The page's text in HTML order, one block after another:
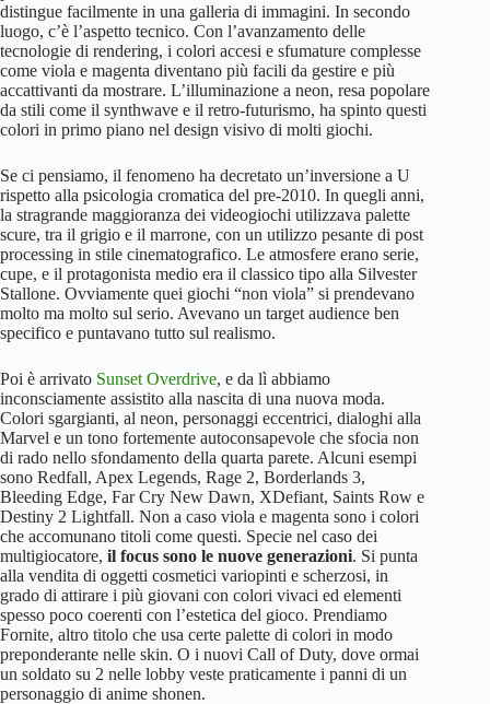
distingue facilmente in una galleria di immagini. In secondo
luogo, c’è l’aspetto tecnico. Con l’avanzamento delle
tecnologie di rendering, i colori accesi e sfumature complesse
come viola e magenta diventano più facili da gestire e più
accattivanti da mostrare. L’illuminazione a neon, resa popolare
da stili come il synthwave e il retro-futurismo, ha spinto questi
colori in primo piano nel design visivo di molti giochi.
Se ci pensiamo, il fenomeno ha decretato un’inversione a U
rispetto alla psicologia cromatica del pre-2010. In quegli anni,
la stragrande maggioranza dei videogiochi utilizzava palette
scure, tra il grigio e il marrone, con un utilizzo pesante di post
processing in stile cinematografico. Le atmosfere erano serie,
cupe, e il protagonista medio era il classico tipo alla Silvester
Stallone. Ovviamente quei giochi “non viola” si prendevano
molto ma molto sul serio. Avevano un target audience ben
specifico e puntavano tutto sul realismo.
Poi è arrivato Sunset Overdrive, e da lì abbiamo
inconsciamente assistito alla nascita di una nuova moda.
Colori sgargianti, al neon, personaggi eccentrici, dialoghi alla
Marvel e un tono fortemente autoconsapevole che sfocia non
di rado nello sfondamento della quarta parete. Alcuni esempi
sono Redfall, Apex Legends, Rage 2, Borderlands 3,
Bleeding Edge, Far Cry New Dawn, XDefiant, Saints Row e
Destiny 2 Lightfall. Non a caso viola e magenta sono i colori
che accomunano titoli come questi. Specie nel caso dei
multigiocatore, il focus sono le nuove generazioni. Si punta
alla vendita di oggetti cosmetici variopinti e scherzosi, in
grado di attirare i più giovani con colori vivaci ed elementi
spesso poco coerenti con l’estetica del gioco. Prendiamo
Fornite, altro titolo che usa certe palette di colori in modo
preponderante nelle skin. O i nuovi Call of Duty, dove ormai
un soldato su 2 nelle lobby veste praticamente i panni di un
personaggio di anime shonen.